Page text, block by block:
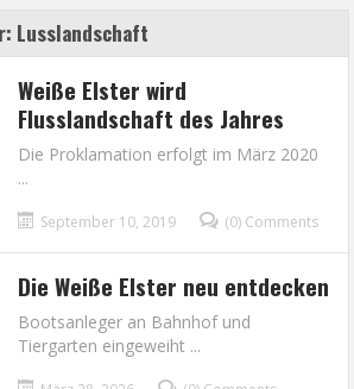
Lusslandschaft
Weiße Elster wird
Flusslandschaft des Jahres
Die Proklamation erfolgt im März 2020
...
September 10, 2019 (0) Comments
Die Weiße Elster neu entdecken
Bootsanleger an Bahnhof und
Tiergarten eingeweiht ...